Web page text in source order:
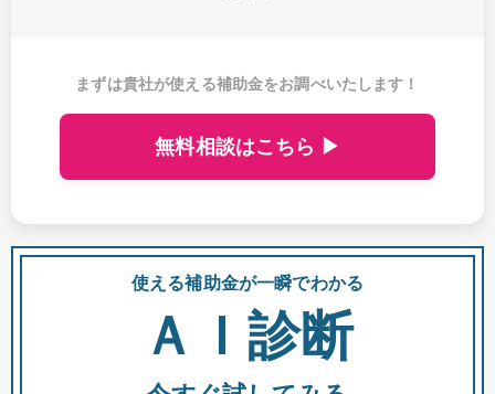
まずは貴社が使える補助金をお調べいたします！
無料相談はこちら ▶
使える補助金が一瞬でわかる
ＡＩ診断